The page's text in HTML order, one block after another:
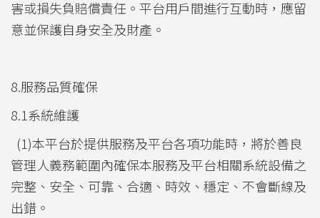
害或損失負賠償責任。平台用戶間進行互動時，應留
意並保護自身安全及財產。
8.服務品質確保
8.1系統維護
(1)本平台於提供服務及平台各項功能時，將於善良
管理人義務範圍內確保本服務及平台相關系統設備之
完整、安全、可靠、合適、時效、穩定、不會斷線及
出錯。